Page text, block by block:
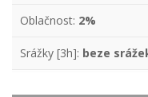
Oblačnost: 2%
Srážky [3h]: beze